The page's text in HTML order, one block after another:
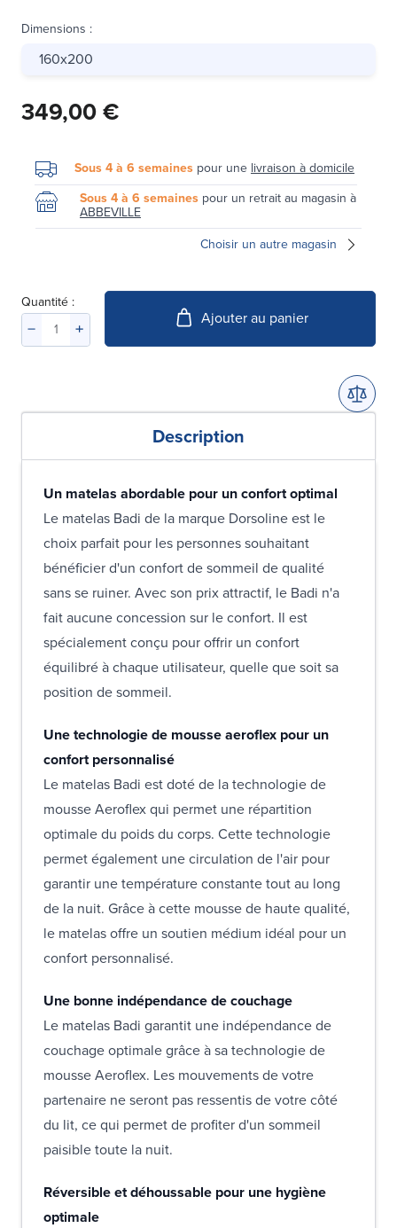
Dimensions :
160x200
349,00 €
Sous 4 à 6 semaines pour une livraison à domicile
Sous 4 à 6 semaines pour un retrait au magasin à
ABBEVILLE
Choisir un autre magasin
Quantité :
Ajouter au panier
Description
Un matelas abordable pour un confort optimal
Le matelas Badi de la marque Dorsoline est le
choix parfait pour les personnes souhaitant
bénéficier d'un confort de sommeil de qualité
sans se ruiner. Avec son prix attractif, le Badi n'a
fait aucune concession sur le confort. Il est
spécialement conçu pour offrir un confort
équilibré à chaque utilisateur, quelle que soit sa
position de sommeil.
Une technologie de mousse aeroflex pour un
confort personnalisé
Le matelas Badi est doté de la technologie de
mousse Aeroflex qui permet une répartition
optimale du poids du corps. Cette technologie
permet également une circulation de l'air pour
garantir une température constante tout au long
de la nuit. Grâce à cette mousse de haute qualité,
le matelas offre un soutien médium idéal pour un
confort personnalisé.
Une bonne indépendance de couchage
Le matelas Badi garantit une indépendance de
couchage optimale grâce à sa technologie de
mousse Aeroflex. Les mouvements de votre
partenaire ne seront pas ressentis de votre côté
du lit, ce qui permet de profiter d'un sommeil
paisible toute la nuit.
Réversible et déhoussable pour une hygiène
optimale